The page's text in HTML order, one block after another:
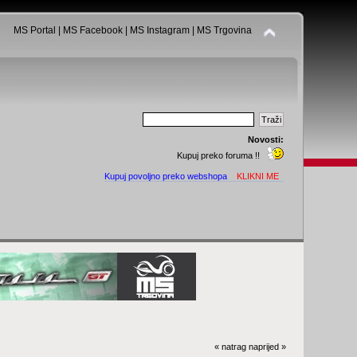
MS Portal MS Facebook| MS Instagram| MS Trgovina
Novosti:
Kupuj preko foruma !!
Kupuj povoljno preko webshopa KLIKNI ME
« natrag naprijed »